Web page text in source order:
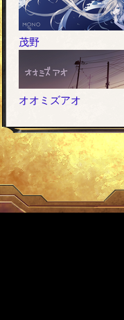
茂野
オオミズアオ